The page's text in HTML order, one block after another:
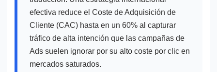
efectiva reduce el Coste de Adquisición de
Cliente (CAC) hasta en un 60% al capturar
tráfico de alta intención que las campañas de
Ads suelen ignorar por su alto coste por clic en
mercados saturados.